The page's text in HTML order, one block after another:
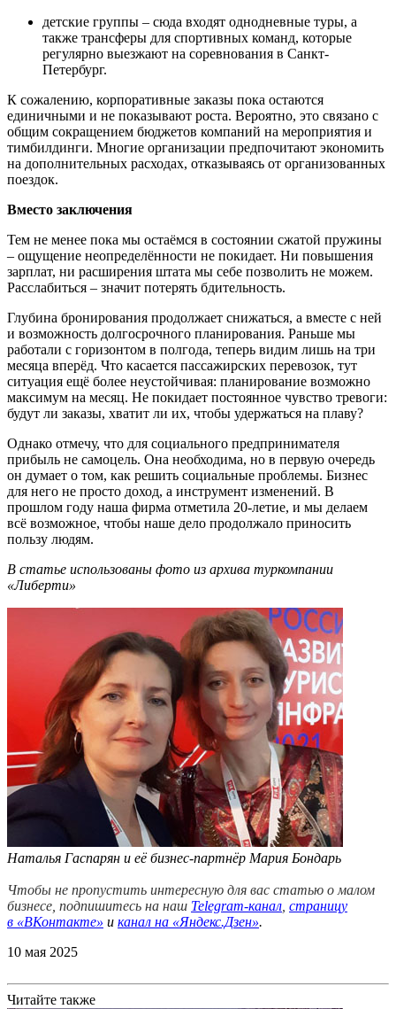
детские группы – сюда входят однодневные туры, а
также трансферы для спортивных команд, которые
регулярно выезжают на соревнования в Санкт-
Петербург.
К сожалению, корпоративные заказы пока остаются
единичными и не показывают роста. Вероятно, это связано с
общим сокращением бюджетов компаний на мероприятия и
тимбилдинги. Многие организации предпочитают экономить
на дополнительных расходах, отказываясь от организованных
поездок.
Вместо заключения
Тем не менее пока мы остаёмся в состоянии сжатой пружины
– ощущение неопределённости не покидает. Ни повышения
зарплат, ни расширения штата мы себе позволить не можем.
Расслабиться – значит потерять бдительность.
Глубина бронирования продолжает снижаться, а вместе с ней
и возможность долгосрочного планирования. Раньше мы
работали с горизонтом в полгода, теперь видим лишь на три
месяца вперёд. Что касается пассажирских перевозок, тут
ситуация ещё более неустойчивая: планирование возможно
максимум на месяц. Не покидает постоянное чувство тревоги:
будут ли заказы, хватит ли их, чтобы удержаться на плаву?
Однако отмечу, что для социального предпринимателя
прибыль не самоцель. Она необходима, но в первую очередь
он думает о том, как решить социальные проблемы. Бизнес
для него не просто доход, а инструмент изменений. В
прошлом году наша фирма отметила 20-летие, и мы делаем
всё возможное, чтобы наше дело продолжало приносить
пользу людям.
В статье использованы фото из архива туркомпании
«Либерти»
Наталья Гаспарян и её бизнес-партнёр Мария Бондарь
Чтобы не пропустить интересную для вас статью о малом
бизнесе, подпишитесь на наш Telegram-канал страницу
в «ВКонтакте» и канал на «Яндекс.Дзен».
10 мая 2025
Читайте также